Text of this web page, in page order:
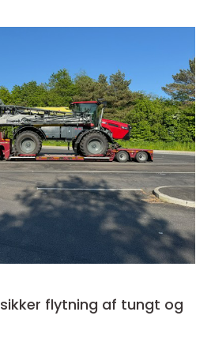
flytning af tungt og